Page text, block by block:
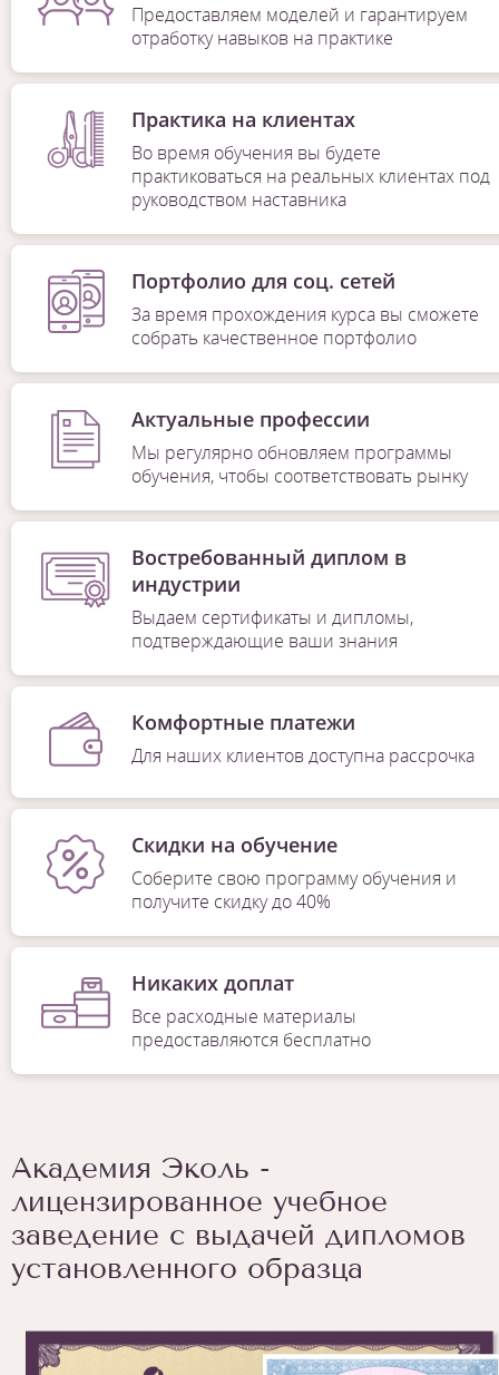
Предоставляем моделей и гарантируем
отработку навыков на практике
Практика на клиентах
Во время обучения вы будете
практиковаться на реальных клиентах под
руководством наставника
Портфолио для соц. сетей
За время прохождения курса вы сможете
собрать качественное портфолио
Актуальные профессии
Мы регулярно обновляем программы
обучения, чтобы соответствовать рынку
Востребованный диплом в
индустрии
Выдаем сертификаты и дипломы,
подтверждающие ваши знания
Комфортные платежи
Для наших клиентов доступна рассрочка
Скидки на обучение
Соберите свою программу обучения и
получите скидку до 40%
Никаких доплат
Все расходные материалы
предоставляются бесплатно
Академия Эколь -
лицензированное учебное
заведение с выдачей дипломов
установленного образца